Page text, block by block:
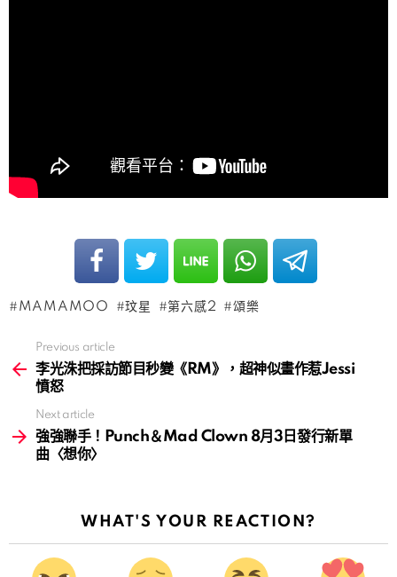
MAMAMOO 玟星 第六感2 頌樂
more
Previous article
李光洙把採訪節目秒變《RM》，超神似畫作惹Jessi
憤怒
Next article
強強聯手！Punch＆Mad Clown 8月3日發行新單
曲〈想你〉
WHAT'S YOUR REACTION?